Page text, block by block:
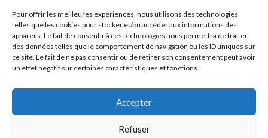
Pour offrir les meilleures expériences, nous utilisons des technologies
telles que les cookies pour stocker et/ou accéder aux informations des
appareils. Le fait de consentir à ces technologies nous permettra de traiter
des données telles que le comportement de navigation ou les ID uniques sur
ce site. Le fait de ne pas consentir ou de retirer son consentement peut avoir
un effet négatif sur certaines caractéristiques et fonctions.
Accepter
Refuser